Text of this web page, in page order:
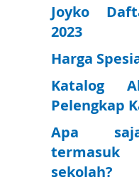
T
E
T
E
Joyko
2023
Harga
Katalog
Pelengkap
Apa
sekolah?